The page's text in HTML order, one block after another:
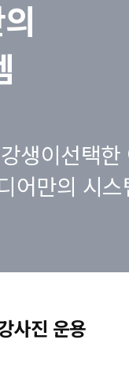
생이선택한
어만의 시
사진 운용